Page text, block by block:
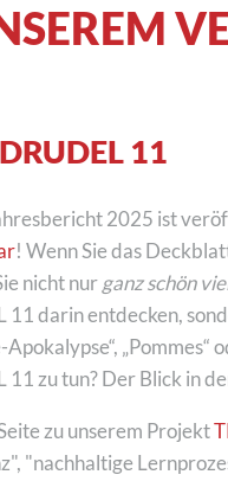
11
2025 ist
! Wenn Sie das
nicht nurganz schön
11 darin entdecken,
Apokalypse“, „Pommes“
11 zu tun? Der Blick in
zu unserem Projekt
"nachhaltige